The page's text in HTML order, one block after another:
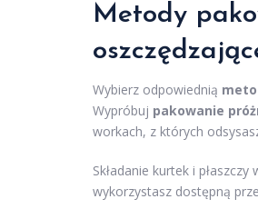
Metody
Wybierz odpowiednią
Wypróbuj pakowanie
workach, z których
Składanie kurtek i płaszczy
wykorzystasz dostępną